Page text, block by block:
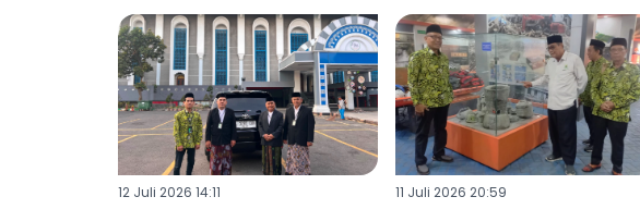
12 Juli 2026 14:11 11 Juli 2026 20:59